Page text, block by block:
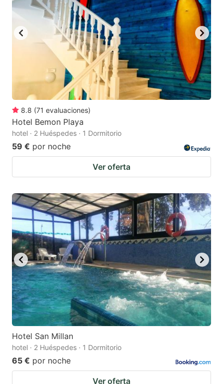
8.8 (71 evaluaciones)
Hotel Bemon Playa
hotel · 2 Huéspedes · 1 Dormitorio
59 € por noche
Ver oferta
Hotel San Millan
hotel · 2 Huéspedes · 1 Dormitorio
65 € por noche
Ver oferta